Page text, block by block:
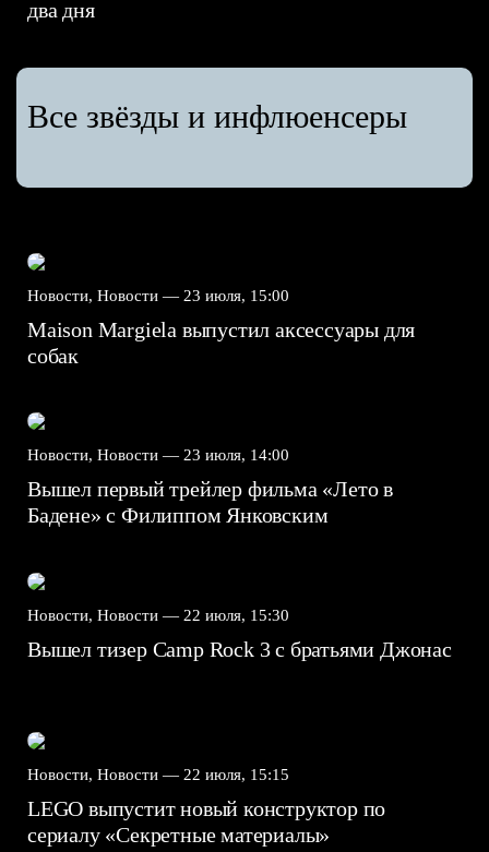
два дня
Все звёзды и инфлюенсеры
Новости, Новости — 23 июля, 15:00
Maison Margiela выпустил аксессуары для
собак
Новости, Новости — 23 июля, 14:00
Вышел первый трейлер фильма «Лето в
Бадене» с Филиппом Янковским
Новости, Новости — 22 июля, 15:30
Вышел тизер Camp Rock 3 с братьями Джонас
Новости, Новости — 22 июля, 15:15
LEGO выпустит новый конструктор по
сериалу «Секретные материалы»